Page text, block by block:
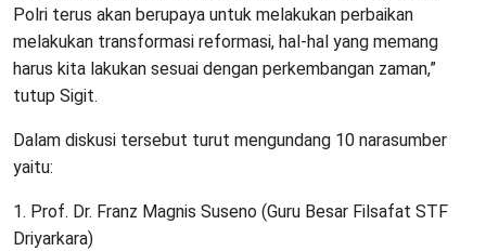
Polri terus akan berupaya untuk melakukan perbaikan
melakukan transformasi reformasi, hal-hal yang memang
harus kita lakukan sesuai dengan perkembangan zaman,”
tutup Sigit.
Dalam diskusi tersebut turut mengundang 10 narasumber
yaitu:
1. Prof. Dr. Franz Magnis Suseno (Guru Besar Filsafat STF
Driyarkara)